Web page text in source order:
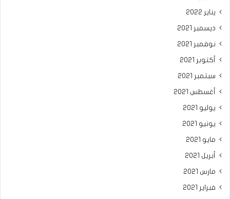
يناير 2022
ديسمبر 2021
نوفمبر 2021
أكتوبر 2021
سبتمبر 2021
أغسطس 2021
يوليو 2021
يونيو 2021
مايو 2021
أبريل 2021
مارس 2021
فبراير 2021